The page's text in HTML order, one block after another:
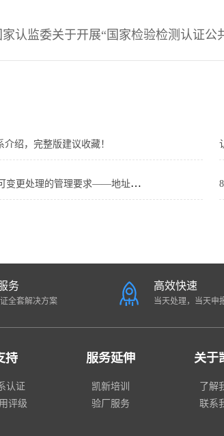
家认监委关于开展“国家检验检测认证公
介绍，完整版建议收藏！
干货分享 | 认可变更处理的管理要求——地址搬迁、授权签字人变更、标准变更
务
全套解决方案
高效快速
当天处理，当天申
持
认证
评级
服务延伸
凯新培训
验厂服务
关于
了解
联系